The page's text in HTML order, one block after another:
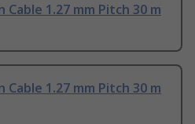
Cable 1.27 mm Pitch 30 m
Cable 1.27 mm Pitch 30 m